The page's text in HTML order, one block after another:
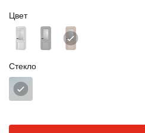
Цвет
Стекло